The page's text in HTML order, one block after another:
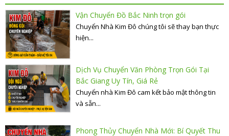
Vận Chuyển Đồ Bắc Ninh trọn gói
Chuyển Nhà Kim Đô chúng tôi sẽ thay bạn thực
hiện...
Dịch Vụ Chuyển Văn Phòng Trọn Gói Tại
Bắc Giang Uy Tín, Giá Rẻ
Chuyển nhà Kim Đô cam kết bảo mật thông tin
và sẵn...
Phong Thủy Chuyển Nhà Mới: Bí Quyết Thu